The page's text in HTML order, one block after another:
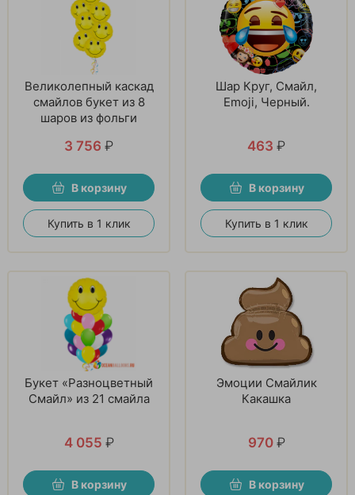
Великолепный каскад
смайлов букет из 8
шаров из фольги
3 756 ₽
В корзину
Купить в 1 клик
Шар Круг, Смайл,
Emoji, Черный.
463 ₽
В корзину
Купить в 1 клик
Букет «Разноцветный
Смайл» из 21 смайла
4 055 ₽
В корзину
Эмоции Смайлик
Какашка
970 ₽
В корзину